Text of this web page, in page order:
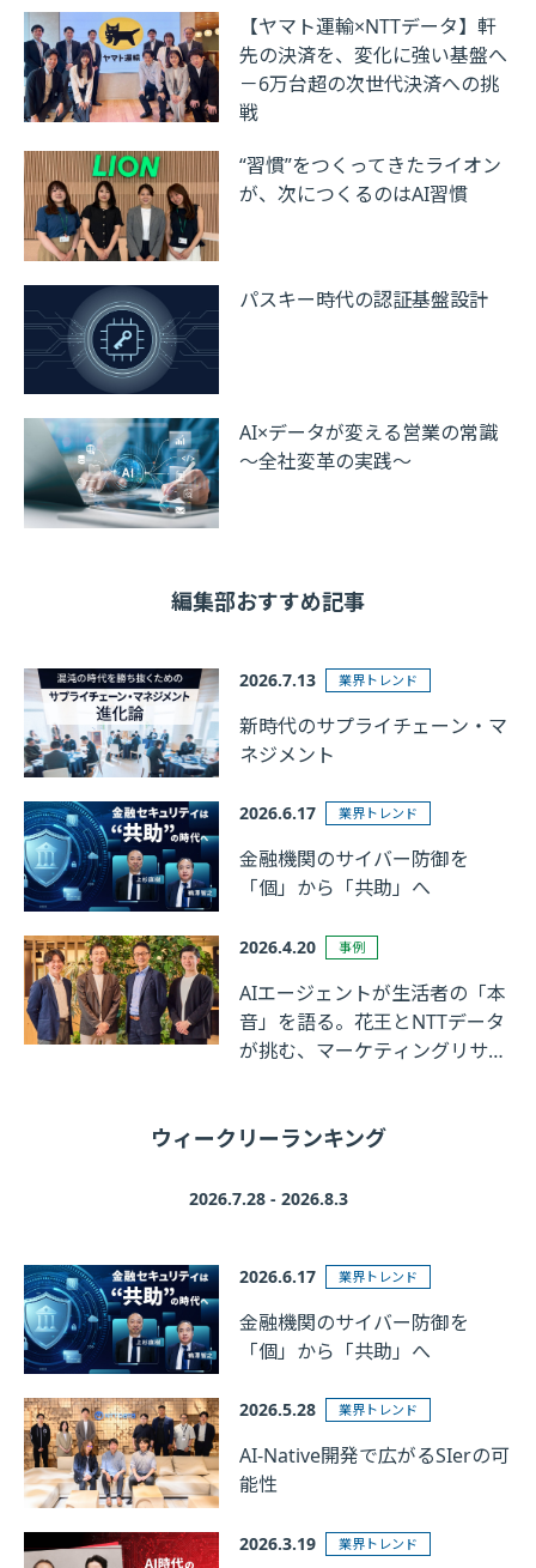
【ヤマト運輸×NTTデータ】軒
先の決済を、変化に強い基盤へ
－6万台超の次世代決済への挑
戦
“習慣”をつくってきたライオン
が、次につくるのはAI習慣
パスキー時代の認証基盤設計
AI×データが変える営業の常識
～全社変革の実践～
編集部おすすめ記事
2026.7.13 業界トレンド
新時代のサプライチェーン・マ
ネジメント
2026.6.17 業界トレンド
金融機関のサイバー防御を
「個」から「共助」へ
2026.4.20 事例
AIエージェントが生活者の「本
音」を語る。花王とNTTデータ
が挑む、マーケティングリサー
ウィークリーランキング
2026.7.28 - 2026.8.3
2026.6.17 業界トレンド
金融機関のサイバー防御を
「個」から「共助」へ
2026.5.28 業界トレンド
AI-Native開発で広がるSIerの可
能性
2026.3.19 業界トレンド